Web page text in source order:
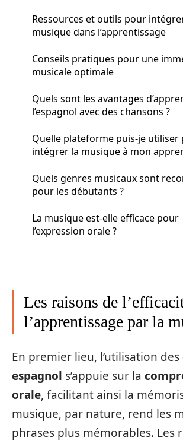
Ressources et outils pour
musique dans l’apprentissage
Conseils pratiques pour une
musicale optimale
Quels sont les avantages
l’espagnol avec des chansons ?
Quelle plateforme puis-je utiliser
intégrer la musique à mon
Quels genres musicaux sont
pour les débutants ?
La musique est-elle efficace pour
l’expression orale ?
Les raisons de
l’apprentissage par la
En premier lieu, l’utilisation des
espagnol s’appuie sur la
orale, facilitant ainsi la
musique, par nature, rend les
phrases plus mémorables. Les